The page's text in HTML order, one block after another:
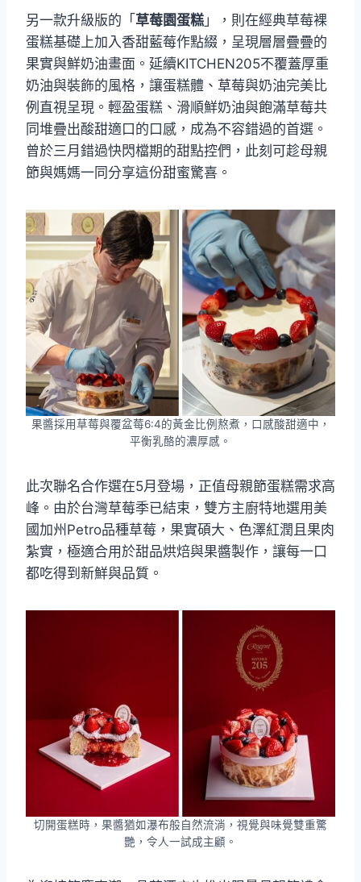
另一款升級版的「草莓園蛋糕 」，則在經典草莓裸
蛋糕基礎上加入香甜藍莓作點綴，呈現層層疊疊的
果實與鮮奶油畫面。延續KITCHEN205不覆蓋厚重
奶油與裝飾的風格，讓蛋糕體、草莓與奶油完美比
例直視呈現。輕盈蛋糕、滑順鮮奶油與飽滿草莓共
同堆疊出酸甜適口的口感，成為不容錯過的首選。
曾於三月錯過快閃檔期的甜點控們，此刻可趁母親
節與媽媽一同分享這份甜蜜驚喜。
果醬採用草莓與覆盆莓6:4的黃金比例熬煮，口感酸甜適中，
平衡乳酪的濃厚感。
此次聯名合作選在5月登場，正值母親節蛋糕需求高
峰。由於台灣草莓季已結束，雙方主廚特地選用美
國加州Petro品種草莓，果實碩大、色澤紅潤且果肉
紮實，極適合用於甜品烘焙與果醬製作，讓每一口
都吃得到新鮮與品質。
切開蛋糕時，果醬猶如瀑布般自然流淌，視覺與味覺雙重驚
艷，令人一試成主顧。